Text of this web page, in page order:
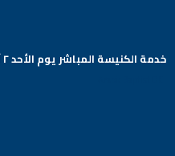
خدمة الكنيسة المباشر يوم الأحد ٢ أغسطس ٢٠٢٦ – القس مايك فغالي